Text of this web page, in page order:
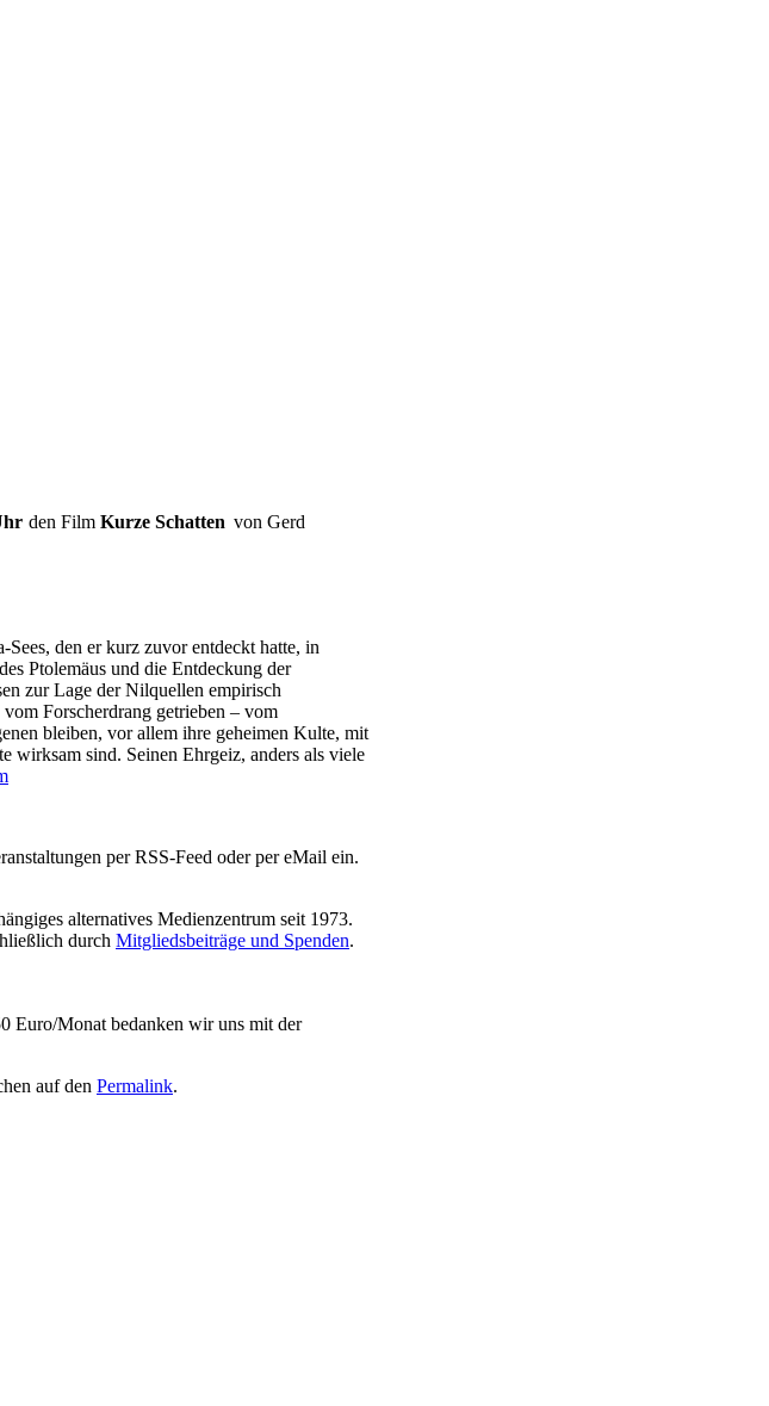
den Film Kurze Schatten von Gerd
den er kurz zuvor entdeckt hatte, in
Ptolemäus und die Entdeckung der
zur Lage der Nilquellen empirisch
Forscherdrang getrieben – vom
bleiben, vor allem ihre geheimen Kulte, mit
wirksam sind. Seinen Ehrgeiz, anders als viele
per RSS-Feed oder per eMail ein.
alternatives Medienzentrum seit 1973.
durch Mitgliedsbeiträge und Spenden.
Euro/Monat bedanken wir uns mit der
auf den Permalink.